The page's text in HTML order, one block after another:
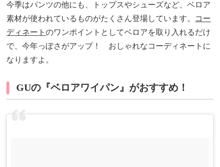
今季はパンツの他にも、トップスやシューズなど、ベロア
素材が使われているものがたくさん登場しています。 コー
ディネートのワンポイントとしてベロアを取り入れるだけ
で、今年っぽさがアップ！ おしゃれなコーディネートに
なりますよ。
GUの『ベロアワイパン』がおすすめ！